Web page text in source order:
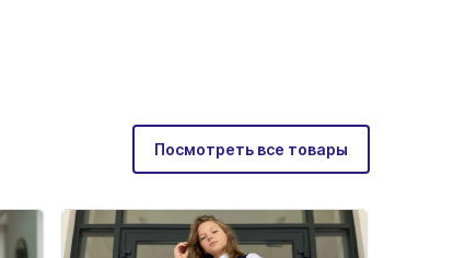
Посмотреть все товары